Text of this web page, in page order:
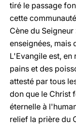
tiré le passage
cette
Cène du
enseignées, mais
L'Evangile est,
pains et des
attesté par tous
don que le Christ
éternelle à
relief la prière du